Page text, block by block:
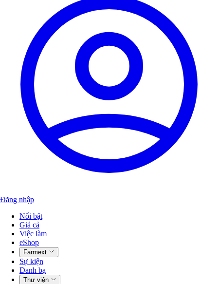
Đăng nhập
Nổi bật
Giá cả
Việc làm
eShop
Farmext
Sự kiện
Danh bạ
Thư viện